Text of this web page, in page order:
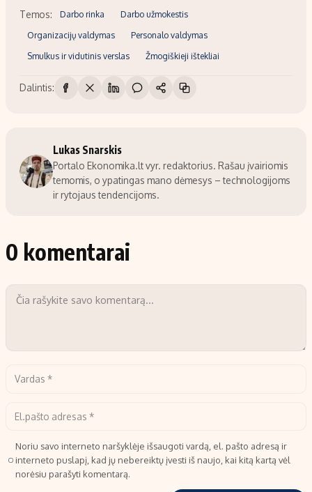
Temos: Darbo rinka Darbo užmokestis
Organizacijų valdymas Personalo valdymas
Smulkus ir vidutinis verslas Žmogiškieji ištekliai
Dalintis:
Lukas Snarskis
Portalo Ekonomika.lt vyr. redaktorius. Rašau įvairiomis
temomis, o ypatingas mano dėmesys – technologijoms
ir rytojaus tendencijoms.
0 komentarai
Noriu savo interneto naršyklėje išsaugoti vardą, el. pašto adresą ir
interneto puslapį, kad jų nebereiktų įvesti iš naujo, kai kitą kartą vėl
norėsiu parašyti komentarą.